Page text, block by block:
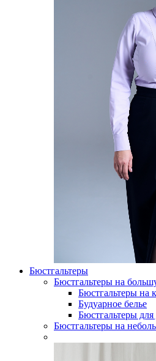
Бюстгальтеры
Бюстгальтеры на
Бюстгальтеры на
Будуарное белье
Бюстгальтеры
Бюстгальтеры на